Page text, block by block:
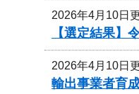
2026年4月10日
【選定結果】
2026年4月10日
輸出事業者育